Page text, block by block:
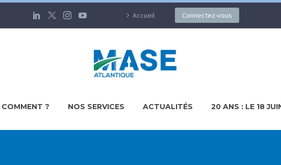
Accueil Connectez-vous
COMMENT ? NOS SERVICES ACTUALITÉS 20 ANS : LE 18